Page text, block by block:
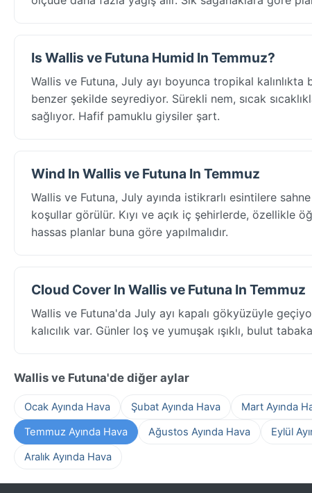
Is Wallis ve Futuna Humid In Temmuz?
Wallis ve Futuna, July ayı boyunca tropikal
benzer şekilde seyrediyor. Sürekli nem, sıcak
sağlıyor. Hafif pamuklu giysiler şart.
Wind In Wallis ve Futuna In Temmuz
Wallis ve Futuna, July ayında istikrarlı esintilere
koşullar görülür. Kıyı ve açık iç şehirlerde, özellikle
hassas planlar buna göre yapılmalıdır.
Cloud Cover In Wallis ve Futuna In Temmuz
Wallis ve Futuna'da July ayı kapalı gökyüzüyle
kalıcılık var. Günler loş ve yumuşak ışıklı, bulut
Wallis ve Futuna'de diğer aylar
Ocak Ayında Hava Şubat Ayında Hava Mart Ayında
Temmuz Ayında Hava
Ağustos Ayında Hava Eylül
Aralık Ayında Hava